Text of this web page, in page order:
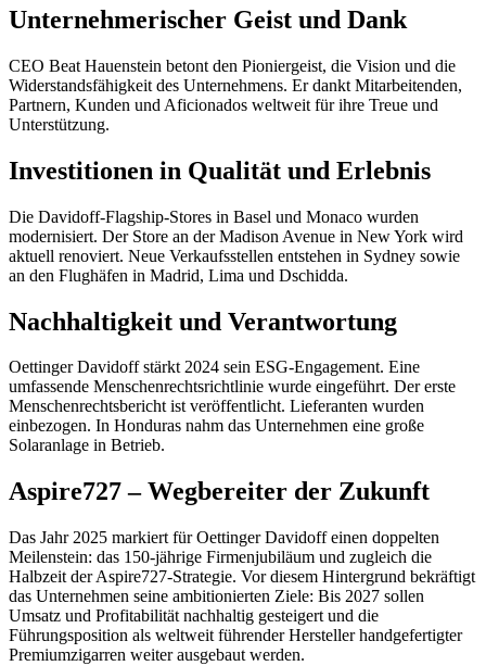
Unternehmerischer Geist und Dank
CEO Beat Hauenstein betont den Pioniergeist, die Vision und die
Widerstandsfähigkeit des Unternehmens. Er dankt Mitarbeitenden,
Partnern, Kunden und Aficionados weltweit für ihre Treue und
Unterstützung.
Investitionen in Qualität und Erlebnis
Die Davidoff-Flagship-Stores in Basel und Monaco wurden
modernisiert. Der Store an der Madison Avenue in New York wird
aktuell renoviert. Neue Verkaufsstellen entstehen in Sydney sowie
an den Flughäfen in Madrid, Lima und Dschidda.
Nachhaltigkeit und Verantwortung
Oettinger Davidoff stärkt 2024 sein ESG-Engagement. Eine
umfassende Menschenrechtsrichtlinie wurde eingeführt. Der erste
Menschenrechtsbericht ist veröffentlicht. Lieferanten wurden
einbezogen. In Honduras nahm das Unternehmen eine große
Solaranlage in Betrieb.
Aspire727 – Wegbereiter der Zukunft
Das Jahr 2025 markiert für Oettinger Davidoff einen doppelten
Meilenstein: das 150-jährige Firmenjubiläum und zugleich die
Halbzeit der Aspire727-Strategie. Vor diesem Hintergrund bekräftigt
das Unternehmen seine ambitionierten Ziele: Bis 2027 sollen
Umsatz und Profitabilität nachhaltig gesteigert und die
Führungsposition als weltweit führender Hersteller handgefertigter
Premiumzigarren weiter ausgebaut werden.